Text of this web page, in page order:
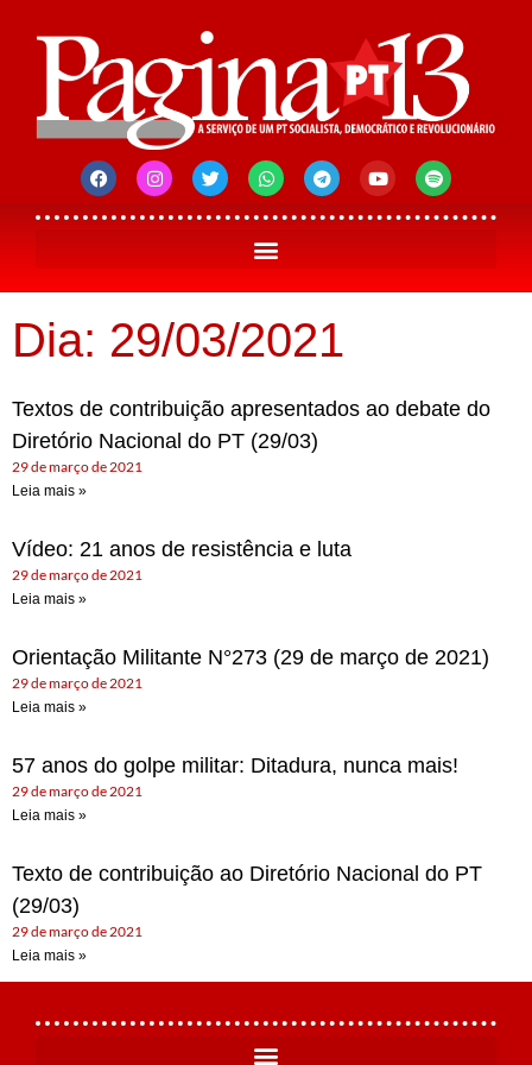
Dia: 29/03/2021
Textos de contribuição apresentados ao debate do
Diretório Nacional do PT (29/03)
29 de março de 2021
Leia mais »
Vídeo: 21 anos de resistência e luta
29 de março de 2021
Leia mais »
Orientação Militante N°273 (29 de março de 2021)
29 de março de 2021
Leia mais »
57 anos do golpe militar: Ditadura, nunca mais!
29 de março de 2021
Leia mais »
Texto de contribuição ao Diretório Nacional do PT
(29/03)
29 de março de 2021
Leia mais »